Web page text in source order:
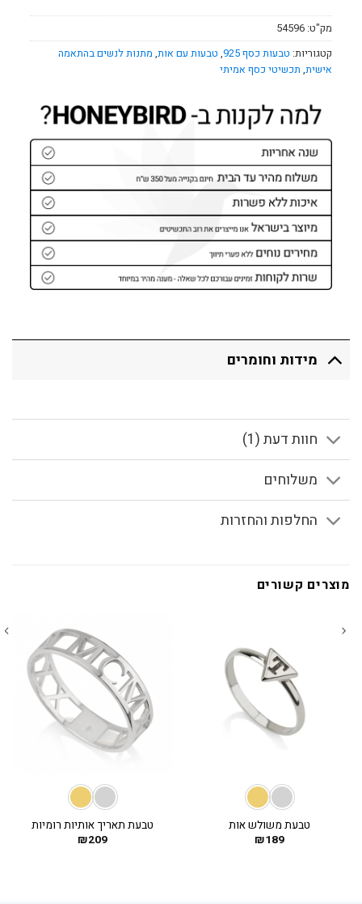
מק"ט:54596
קטגוריות: טבעות כסף 925 , טבעות עם אות, מתנות לנשים בהתאמה
אישית, תכשיטי כסף אמיתי
מידות וחומרים
חוות דעת (1)
משלוחים
החלפות והחזרות
מוצרים קשורים
טבעת משולש אות
₪189
טבעת תאריך אותיות רומיות
₪209